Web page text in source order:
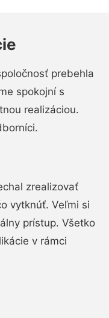
prebehla
spokojní s
realizáciou.
zrealizovať
vytknúť. Veľmi si
prístup. Všetko
v rámci